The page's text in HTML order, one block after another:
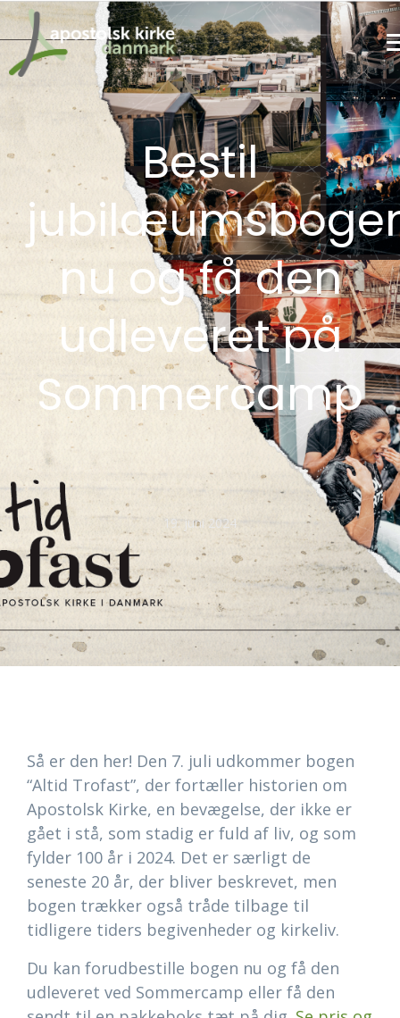
Bestil
nu og få den
udleveret på
Sommercamp
19. juni 2024
Så er den her! Den 7. juli udkommer bogen
“Altid Trofast”, der fortæller historien om
Apostolsk Kirke, en bevægelse, der ikke er
gået i stå, som stadig er fuld af liv, og som
fylder 100 år i 2024. Det er særligt de
seneste 20 år, der bliver beskrevet, men
bogen trækker også tråde tilbage til
tidligere tiders begivenheder og kirkeliv.
Du kan forudbestille bogen nu og få den
udleveret ved Sommercamp eller få den